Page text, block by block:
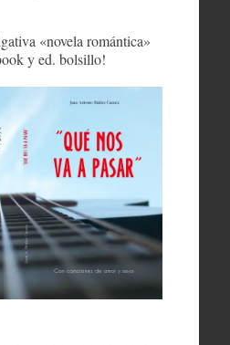
«novela romántica»
y ed. bolsillo!